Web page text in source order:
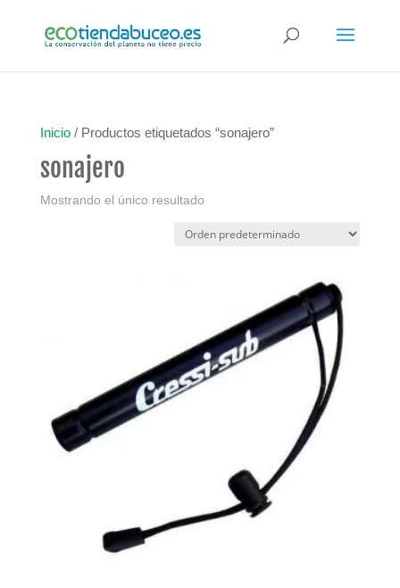
Inicio/ Productos etiquetados “sonajero”
sonajero
Mostrando el único resultado